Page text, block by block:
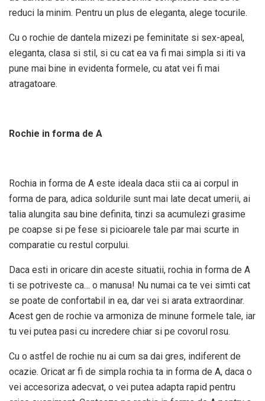
reduci la minim. Pentru un plus de eleganta, alege tocurile.
Cu o rochie de dantela mizezi pe feminitate si sex-apeal,
eleganta, clasa si stil, si cu cat ea va fi mai simpla si iti va
pune mai bine in evidenta formele, cu atat vei fi mai
atragatoare.
Rochie in forma de A
Rochia in forma de A este ideala daca stii ca ai corpul in
forma de para, adica soldurile sunt mai late decat umerii, ai
talia alungita sau bine definita, tinzi sa acumulezi grasime
pe coapse si pe fese si picioarele tale par mai scurte in
comparatie cu restul corpului.
Daca esti in oricare din aceste situatii, rochia in forma de A
ti se potriveste ca… o manusa! Nu numai ca te vei simti cat
se poate de confortabil in ea, dar vei si arata extraordinar.
Acest gen de rochie va armoniza de minune formele tale, iar
tu vei putea pasi cu incredere chiar si pe covorul rosu.
Cu o astfel de rochie nu ai cum sa dai gres, indiferent de
ocazie. Oricat ar fi de simpla rochia ta in forma de A, daca o
vei accesoriza adecvat, o vei putea adapta rapid pentru